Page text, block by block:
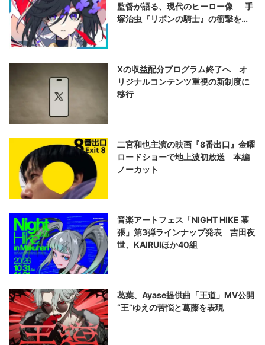
監督が語る、現代のヒーロー像──手
塚治虫『リボンの騎士』の衝撃を再
Xの収益配分プログラム終了へ オ
リジナルコンテンツ重視の新制度に
移行
二宮和也主演の映画『8番出口』金曜
ロードショーで地上波初放送 本編
ノーカット
音楽アートフェス「NIGHT HIKE 幕
張」第3弾ラインナップ発表 吉田夜
世、KAIRUIほか40組
葛葉、Ayase提供曲「王道」MV公開
“王”ゆえの苦悩と葛藤を表現